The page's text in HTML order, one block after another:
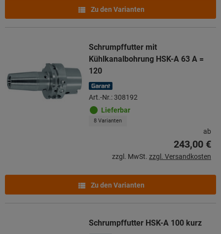
Zu den Varianten
Schrumpffutter mit
Kühlkanalbohrung HSK-A 63 A =
120
Art.-Nr.: 308192
Lieferbar
8 Varianten
ab
243,00 €
zzgl. MwSt. zzgl. Versandkosten
Zu den Varianten
Schrumpffutter HSK-A 100 kurz